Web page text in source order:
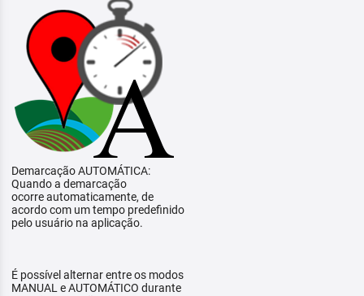
Demarcação AUTOMÁTICA:
Quando a demarcação
ocorre automaticamente, de
acordo com um tempo predefinido
pelo usuário na aplicação.
É possível alternar entre os modos
MANUAL e AUTOMÁTICO durante